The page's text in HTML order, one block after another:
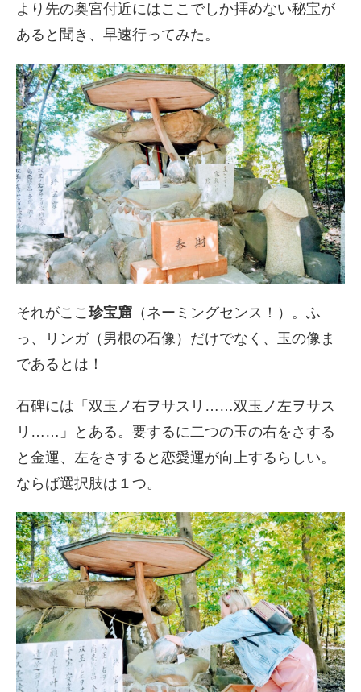
より先の奥宮付近にはここでしか拝めない秘宝が
あると聞き、早速行ってみた。
それがここ珍宝窟 （ネーミングセンス！）。ふ
っ、リンガ（男根の石像）だけでなく、玉の像ま
であるとは！
石碑には「双玉ノ右ヲサスリ……双玉ノ左ヲサス
リ……」とある。要するに二つの玉の右をさする
と金運、左をさすると恋愛運が向上するらしい。
ならば選択肢は１つ。